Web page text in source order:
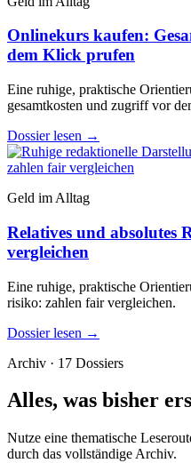
Onlinekurs kaufen:
dem Klick prufen
Eine ruhige, praktische
gesamtkosten und zugriff vor
Dossier lesen →
Geld im Alltag
Relatives und absolutes
vergleichen
Eine ruhige, praktische
risiko: zahlen fair vergleichen.
Dossier lesen →
Archiv · 17 Dossiers
Alles, was bisher
Nutze eine thematische
durch das vollständige Archiv.